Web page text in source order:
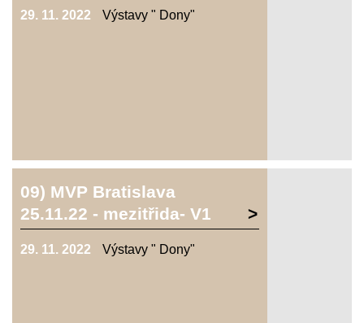
29. 11. 2022 Výstavy " Dony"
09) MVP Bratislava
25.11.22 - mezitřida- V1
29. 11. 2022 Výstavy " Dony"